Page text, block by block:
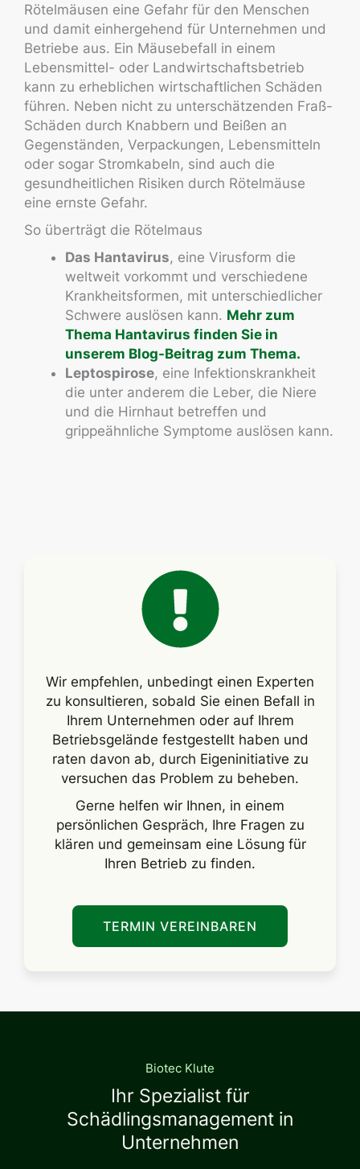
Rötelmäusen eine Gefahr für den Menschen
und damit einhergehend für Unternehmen und
Betriebe aus. Ein Mäusebefall in einem
Lebensmittel- oder Landwirtschaftsbetrieb
kann zu erheblichen wirtschaftlichen Schäden
führen. Neben nicht zu unterschätzenden Fraß-
Schäden durch Knabbern und Beißen an
Gegenständen, Verpackungen, Lebensmitteln
oder sogar Stromkabeln, sind auch die
gesundheitlichen Risiken durch Rötelmäuse
eine ernste Gefahr.
So überträgt die Rötelmaus
Das Hantavirus, eine Virusform die
weltweit vorkommt und verschiedene
Krankheitsformen, mit unterschiedlicher
Schwere auslösen kann. Mehr zum
Thema Hantavirus finden Sie in
unserem Blog-Beitrag zum Thema.
Leptospirose, eine Infektionskrankheit
die unter anderem die Leber, die Niere
und die Hirnhaut betreffen und
grippeähnliche Symptome auslösen kann.
Wir empfehlen, unbedingt einen Experten
zu konsultieren, sobald Sie einen Befall in
Ihrem Unternehmen oder auf Ihrem
Betriebsgelände festgestellt haben und
raten davon ab, durch Eigeninitiative zu
versuchen das Problem zu beheben.
Gerne helfen wir Ihnen, in einem
persönlichen Gespräch, Ihre Fragen zu
klären und gemeinsam eine Lösung für
Ihren Betrieb zu finden.
TERMIN VEREINBAREN
Biotec Klute
Ihr Spezialist für
Schädlingsmanagement in
Unternehmen